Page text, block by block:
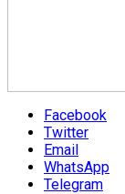
Facebook
Twitter
Email
WhatsApp
Telegram